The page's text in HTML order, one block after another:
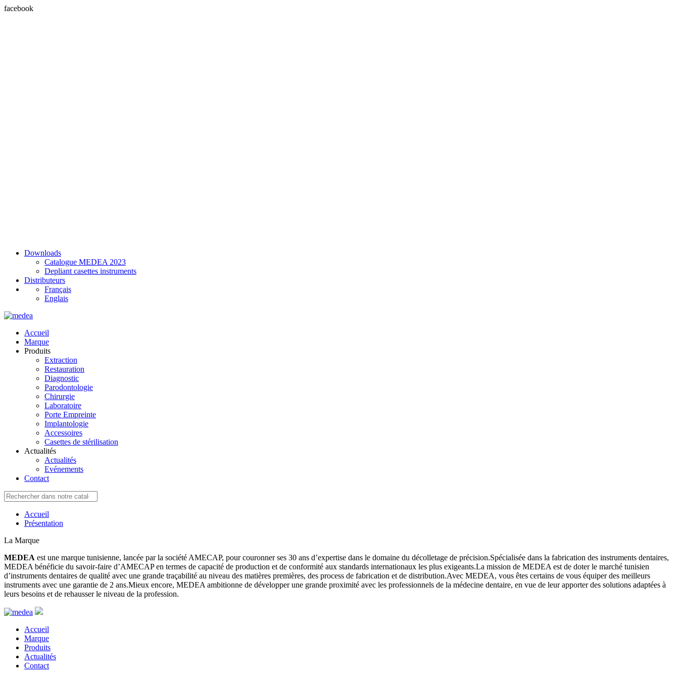
facebook
Downloads
Catalogue MEDEA 2023
Depliant casettes instruments
Distributeurs
Français
Englais
Accueil
Marque
Produits
Extraction
Restauration
Diagnostic
Parodontologie
Chirurgie
Laboratoire
Porte Empreinte
Implantologie
Accessoires
Casettes de stérilisation
Actualités
Actualités
Evénements
Contact
Accueil
Présentation
La Marque
MEDEA est une marque tunisienne, lancée par la société AMECAP, pour couronner ses 30 ans d’expertise dans le domaine du décolletage de précision.Spécialisée dans la fabrication des instruments dentaires,
MEDEA bénéficie du savoir-faire d’AMECAP en termes de capacité de production et de conformité aux standards internationaux les plus exigeants.La mission de MEDEA est de doter le marché tunisien
d’instruments dentaires de qualité avec une grande traçabilité au niveau des matières premières, des process de fabrication et de distribution.Avec MEDEA, vous êtes certains de vous équiper des meilleurs
instruments avec une garantie de 2 ans.Mieux encore, MEDEA ambitionne de développer une grande proximité avec les professionnels de la médecine dentaire, en vue de leur apporter des solutions adaptées à
leurs besoins et de rehausser le niveau de la profession.
Accueil
Marque
Produits
Actualités
Contact